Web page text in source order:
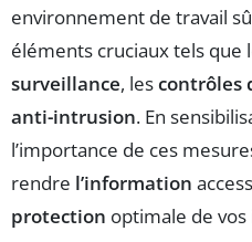
environnement de travail
éléments cruciaux tels que
surveillance, lescontrôles
anti-intrusion. En
l’importance de ces
rendre l’information
protection optimale de